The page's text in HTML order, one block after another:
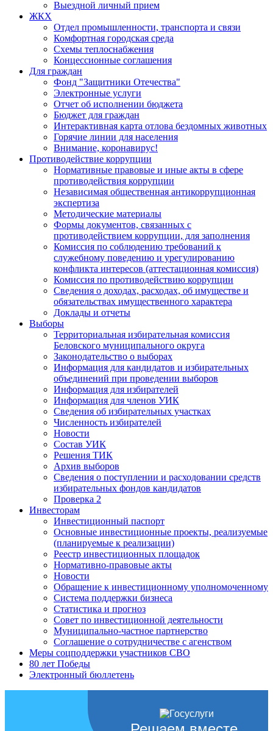
Выездной личный прием
ЖКХ
Отдел промышленности, транспорта и связи
Комфортная городская среда
Схемы теплоснабжения
Концессионные соглашения
Для граждан
Фонд "Защитники Отечества"
Электронные услуги
Отчет об исполнении бюджета
Бюджет для граждан
Интерактивная карта отлова бездомных животных
Горячие линии для населения
Внимание, коронавирус!
Противодействие коррупции
Нормативные правовые и иные акты в сфере
противодействия коррупции
Независимая общественная антикоррупционная
экспертиза
Методические материалы
Формы документов, связанных с
противодействием коррупции, для заполнения
Комиссия по соблюдению требований к
служебному поведению и урегулированию
конфликта интересов (аттестационная комиссия)
Комиссия по противодействию коррупции
Сведения о доходах, расходах, об имуществе и
обязательствах имущественного характера
Доклады и отчеты
Выборы
Территориальная избирательная комиссия
Беловского муниципального округа
Законодательство о выборах
Информация для кандидатов и избирательных
объединений при проведении выборов
Информация для избирателей
Информация для членов УИК
Сведения об избирательных участках
Численность избирателей
Новости
Состав УИК
Решения ТИК
Архив выборов
Сведения о поступлении и расходовании средств
избирательных фондов кандидатов
Проверка 2
Инвесторам
Инвестиционный паспорт
Основные инвестиционные проекты, реализуемые
(планируемые к реализации)
Реестр инвестиционных площадок
Нормативно-правовые акты
Новости
Обращение к инвестиционному уполномоченному
Система поддержки бизнеса
Статистика и прогноз
Совет по инвестиционной деятельности
Муниципально-частное партнерство
Соглашение о сотрудничестве с агенством
Меры соцподдержки участников СВО
80 лет Победы
Электронный бюллетень